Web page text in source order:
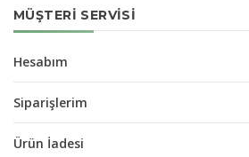
MÜŞTERI SERVISI
Hesabım
Siparişlerim
Ürün İadesi